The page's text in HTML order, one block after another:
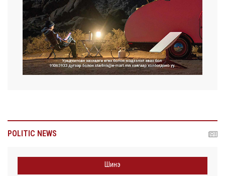
POLITIC NEWS
Шинэ